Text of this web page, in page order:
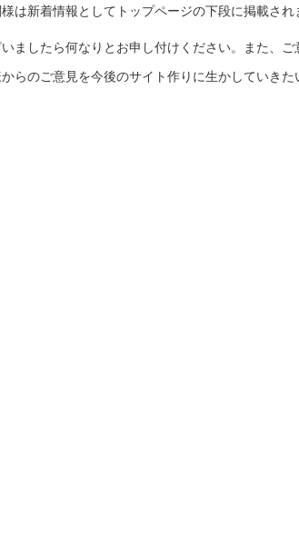
は新着情報としてトップページの下段に掲載さ
ましたら何なりとお申し付けください。また、ご
らのご意見を今後のサイト作りに生かしていきた